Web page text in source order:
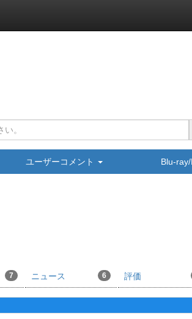
ユーザーコメント Blu-
7 ニュース 6 評価